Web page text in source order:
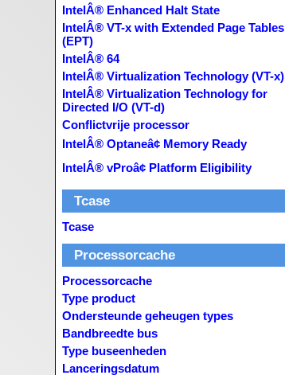
IntelÂ® Enhanced Halt State
IntelÂ® VT-x with Extended Page Tables
(EPT)
IntelÂ® 64
IntelÂ® Virtualization Technology (VT-x)
IntelÂ® Virtualization Technology for
Directed I/O (VT-d)
Conflictvrije processor
IntelÂ® Optaneâ¢ Memory Ready
IntelÂ® vProâ¢ Platform Eligibility
Tcase
Tcase
Processorcache
Processorcache
Type product
Ondersteunde geheugen types
Bandbreedte bus
Type buseenheden
Lanceringsdatum